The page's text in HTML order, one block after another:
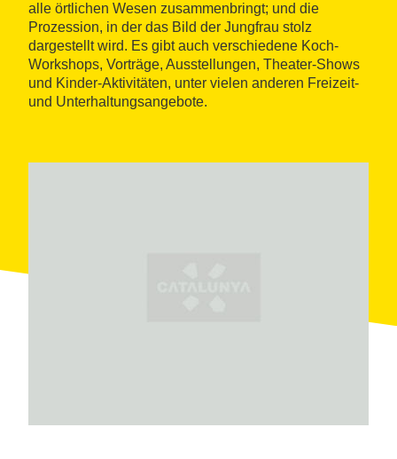
alle örtlichen Wesen zusammenbringt; und die
Prozession, in der das Bild der Jungfrau stolz
dargestellt wird. Es gibt auch verschiedene Koch-
Workshops, Vorträge, Ausstellungen, Theater-Shows
und Kinder-Aktivitäten, unter vielen anderen Freizeit-
und Unterhaltungsangebote.